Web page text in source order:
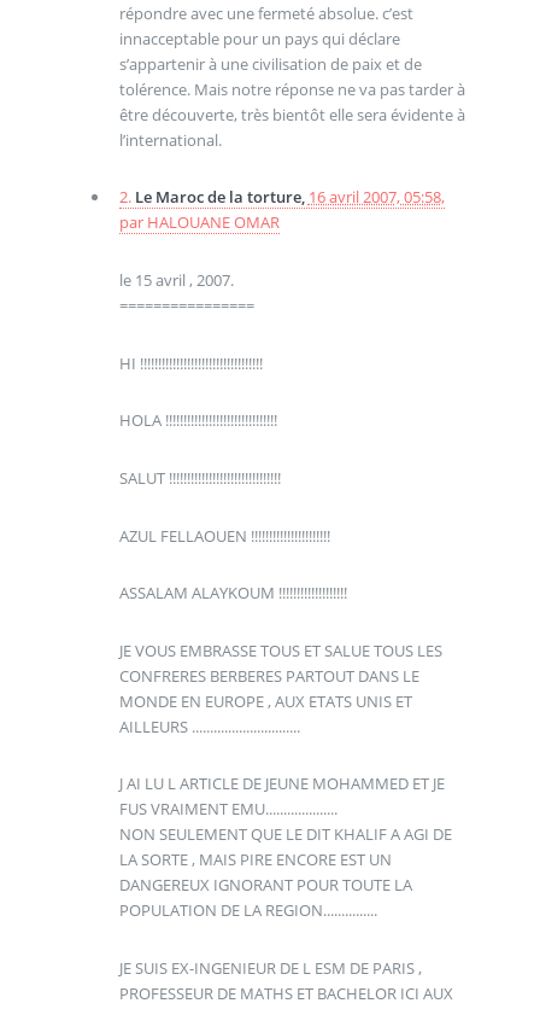
répondre avec une fermeté absolue. c’est
innacceptable pour un pays qui déclare
s’appartenir à une civilisation de paix et de
tolérence. Mais notre réponse ne va pas tarder à
être découverte, très bientôt elle sera évidente à
l’international.
2. Le Maroc de la torture, 16 avril 2007, 05:58,
par HALOUANE OMAR
le 15 avril , 2007.
================
HI !!!!!!!!!!!!!!!!!!!!!!!!!!!!!!!!!!
HOLA !!!!!!!!!!!!!!!!!!!!!!!!!!!!!!!
SALUT !!!!!!!!!!!!!!!!!!!!!!!!!!!!!!!
AZUL FELLAOUEN !!!!!!!!!!!!!!!!!!!!!!
ASSALAM ALAYKOUM !!!!!!!!!!!!!!!!!!!
JE VOUS EMBRASSE TOUS ET SALUE TOUS LES
CONFRERES BERBERES PARTOUT DANS LE
MONDE EN EUROPE , AUX ETATS UNIS ET
AILLEURS ..............................
J AI LU L ARTICLE DE JEUNE MOHAMMED ET JE
FUS VRAIMENT EMU....................
NON SEULEMENT QUE LE DIT KHALIF A AGI DE
LA SORTE , MAIS PIRE ENCORE EST UN
DANGEREUX IGNORANT POUR TOUTE LA
POPULATION DE LA REGION...............
JE SUIS EX-INGENIEUR DE L ESM DE PARIS ,
PROFESSEUR DE MATHS ET BACHELOR ICI AUX